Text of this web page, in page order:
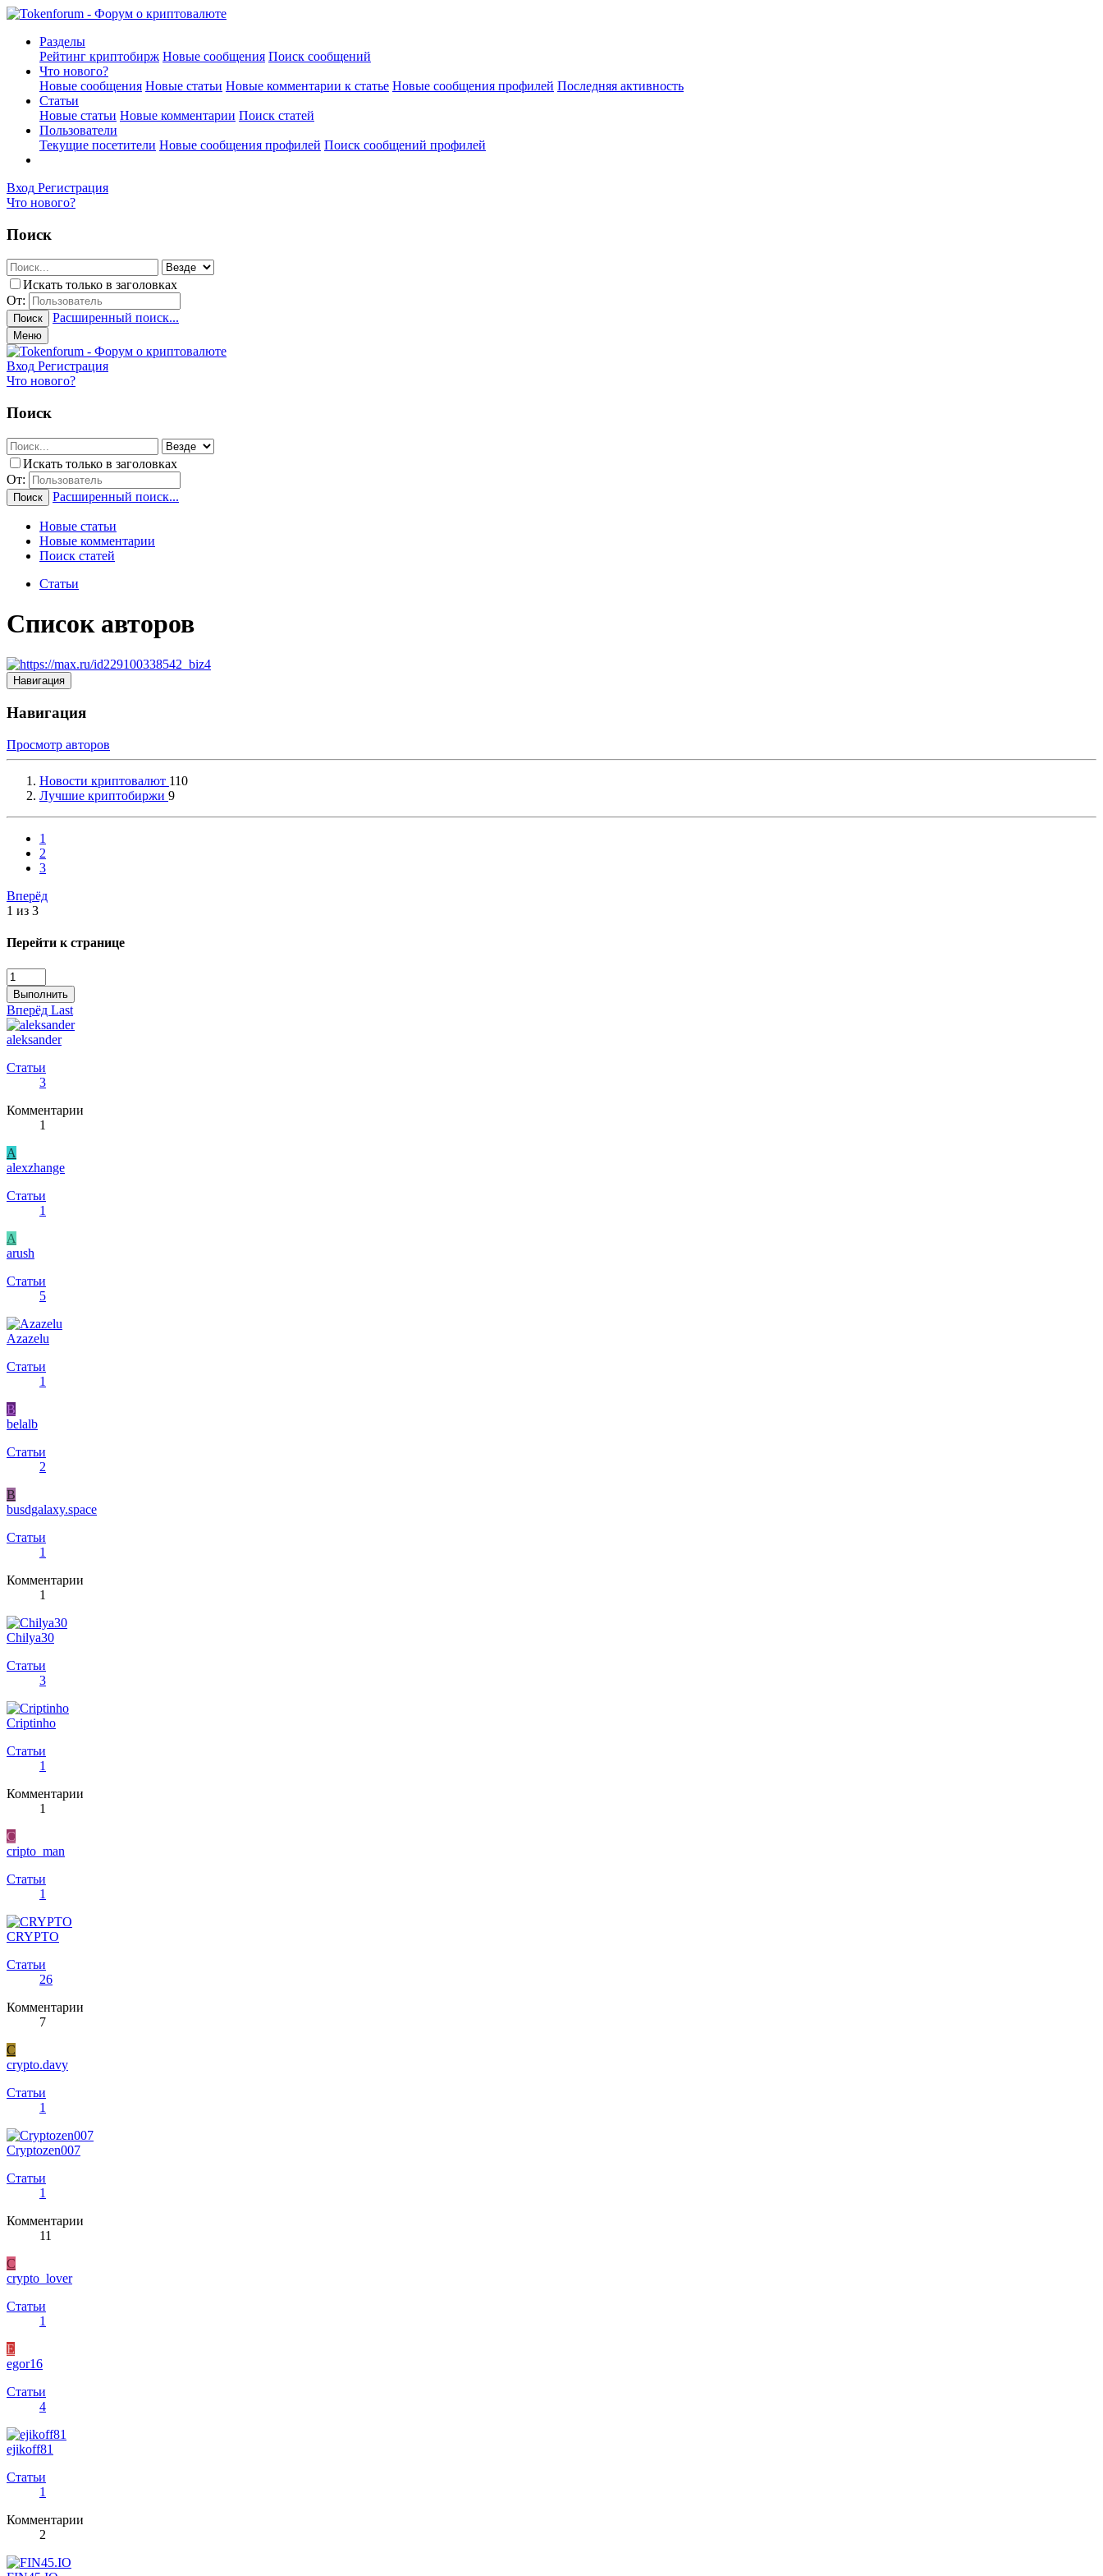
Разделы
Рейтинг криптобирж Новые сообщения Поиск сообщений
Что нового?
Новые сообщения Новые статьи Новые комментарии к статье Новые сообщения профилей Последняя активность
Статьи
Новые статьи Новые комментарии Поиск статей
Пользователи
Текущие посетители Новые сообщения профилей Поиск сообщений профилей
Вход Регистрация
Что нового?
Поиск
Искать только в заголовках
От:
Поиск Расширенный поиск...
Меню
Вход Регистрация
Что нового?
Поиск
Искать только в заголовках
От:
Поиск Расширенный поиск...
Новые статьи
Новые комментарии
Поиск статей
Статьи
Список авторов
Навигация
Навигация
Просмотр авторов
Новости криптовалют 110
Лучшие криптобиржи 9
1
2
3
Вперёд
1 из 3
Перейти к странице
Выполнить
Вперёд Last
aleksander
Статьи
3
Комментарии
1
A
alexzhange
Статьи
1
A
arush
Статьи
5
Azazelu
Статьи
1
B
belalb
Статьи
2
B
busdgalaxy.space
Статьи
1
Комментарии
1
Chilya30
Статьи
3
Criptinho
Статьи
1
Комментарии
1
C
cripto_man
Статьи
1
CRYPTO
Статьи
26
Комментарии
7
C
crypto.davy
Статьи
1
Cryptozen007
Статьи
1
Комментарии
11
C
crypto_lover
Статьи
1
E
egor16
Статьи
4
ejikoff81
Статьи
1
Комментарии
2